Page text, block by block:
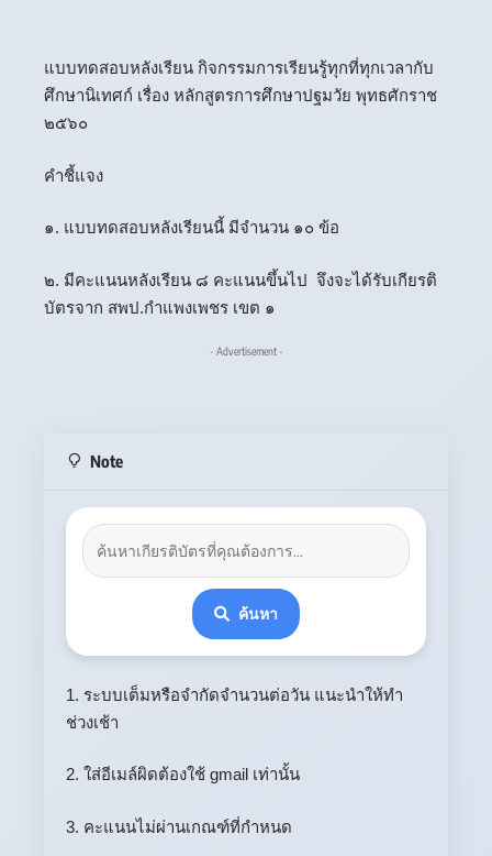
แบบทดสอบหลังเรียน กิจกรรมการเรียนรู้ทุกที่ทุกเวลากับ
ศึกษานิเทศก์ เรื่อง หลักสูตรการศึกษาปฐมวัย พุทธศักราช
๒๕๖๐
คำชี้แจง
๑. แบบทดสอบหลังเรียนนี้ มีจำนวน ๑๐ ข้อ
๒. มีคะแนนหลังเรียน ๘ คะแนนขึ้นไป จึงจะได้รับเกียรติ
บัตรจาก สพป.กำแพงเพชร เขต ๑
- Advertisement -
Note
ค้นหา
1. ระบบเต็มหรือจำกัดจำนวนต่อวัน แนะนำให้ทำ
ช่วงเช้า
2. ใส่อีเมล์ผิดต้องใช้ gmail เท่านั้น
3. คะแนนไม่ผ่านเกณฑ์ที่กำหนด